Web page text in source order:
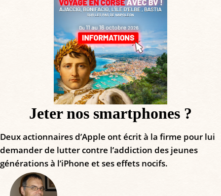
Jeter nos smartphones ?
Deux actionnaires d’Apple ont écrit à la firme pour lui
demander de lutter contre l’addiction des jeunes
générations à l’iPhone et ses effets nocifs.